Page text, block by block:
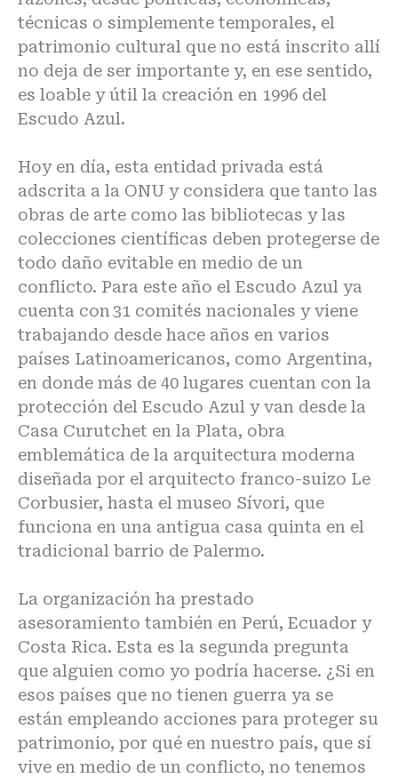
técnicas o simplemente temporales, el
patrimonio cultural que no está inscrito allí
no deja de ser importante y, en ese sentido,
es loable y útil la creación en 1996 del
Escudo Azul.
Hoy en día, esta entidad privada está
adscrita a la ONU y considera que tanto las
obras de arte como las bibliotecas y las
colecciones científicas deben protegerse de
todo daño evitable en medio de un
conflicto. Para este año el Escudo Azul ya
cuenta con 31 comités nacionales y viene
trabajando desde hace años en varios
países Latinoamericanos, como Argentina,
en donde más de 40 lugares cuentan con la
protección del Escudo Azul y van desde la
Casa Curutchet en la Plata, obra
emblemática de la arquitectura moderna
diseñada por el arquitecto franco-suizo Le
Corbusier, hasta el museo Sívori, que
funciona en una antigua casa quinta en el
tradicional barrio de Palermo.
La organización ha prestado
asesoramiento también en Perú, Ecuador y
Costa Rica. Esta es la segunda pregunta
que alguien como yo podría hacerse. ¿Si en
esos países que no tienen guerra ya se
están empleando acciones para proteger su
patrimonio, por qué en nuestro país, que sí
vive en medio de un conflicto, no tenemos